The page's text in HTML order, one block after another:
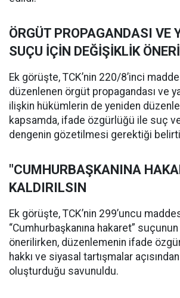
ÖRGÜT PROPAGANDASI VE
SUÇU İÇİN DEĞİŞİKLİK
Ek görüşte, TCK’nin 220/8’inci
düzenlenen örgüt propagandası ve
ilişkin hükümlerin de yeniden
kapsamda, ifade özgürlüğü ile suç
dengenin gözetilmesi gerektiği
"CUMHURBAŞKANINA
KALDIRILSIN
Ek görüşte, TCK’nin 299’uncu
“Cumhurbaşkanına hakaret” suçunun
önerilirken, düzenlemenin ifade
hakkı ve siyasal tartışmalar
oluşturduğu savunuldu.